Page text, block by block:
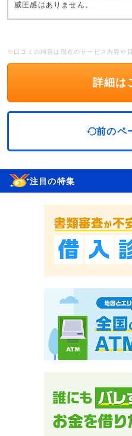
威圧感はありません。
※口コミの内容は現在のサービス内容や
詳細は
前のペ
注目の特集